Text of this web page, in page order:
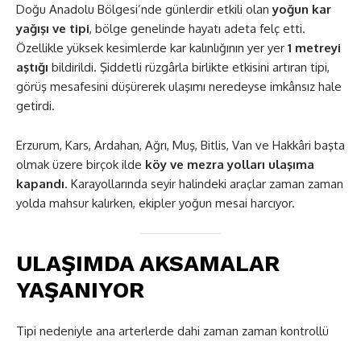
Doğu Anadolu Bölgesi’nde günlerdir etkili olanyoğun kar
yağışı ve tipi, bölge genelinde hayatı adeta felç etti.
Özellikle yüksek kesimlerde kar kalınlığının yer yer 1 metreyi
aştığı bildirildi. Şiddetli rüzgârla birlikte etkisini artıran tipi,
görüş mesafesini düşürerek ulaşımı neredeyse imkânsız hale
getirdi.
Erzurum, Kars, Ardahan, Ağrı, Muş, Bitlis, Van ve Hakkâri başta
olmak üzere birçok ilde köy ve mezra yolları ulaşıma
kapandı. Karayollarında seyir halindeki araçlar zaman zaman
yolda mahsur kalırken, ekipler yoğun mesai harcıyor.
ULAŞIMDA AKSAMALAR
YAŞANIYOR
Tipi nedeniyle ana arterlerde dahi zaman zaman kontrollü